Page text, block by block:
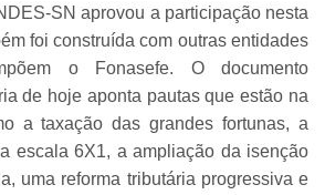
SN aprovou a participação nesta
foi construída com outras entidades
o Fonasefe. O documento
de hoje aponta pautas que estão na
a taxação das grandes fortunas, a
escala 6X1, a ampliação da isenção
uma reforma tributária progressiva e